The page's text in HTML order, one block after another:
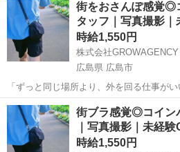
街をおさんぽ感覚◎
タッフ｜写真撮影｜
時給1,550円
株式会社
広島県 広島市
「ずっと同じ場所より、外を回る仕事が
と嫌いじゃない」 そんな方におすすめ。 お任せするのは、街中の駐車
場やコインパーキングを回って、 🔸料金
を確...
広島 広島市 その他 スタッフ
街ブラ感覚◎コイン
｜写真撮影｜未経験
時給1,550円